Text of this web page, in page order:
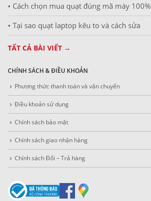
• Cách chọn mua quạt đúng mã máy 100%
• Tại sao quạt laptop kêu to và cách sửa
TẤT CẢ BÀI VIẾT →
CHÍNH SÁCH & ĐIỀU KHOẢN
Phương thức thanh toán và vận chuyển
Điều khoản sử dụng
Chính sách bảo mật
Chính sách giao nhận hàng
Chính sách Đổi – Trả hàng